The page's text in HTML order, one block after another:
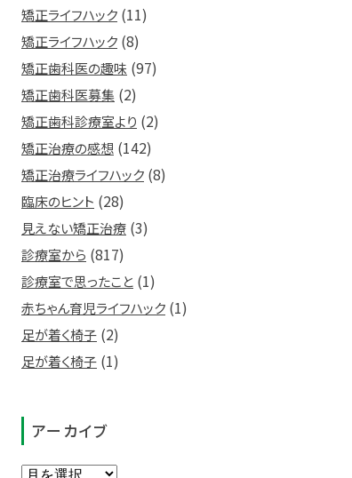
矯正ライフハック (11)
矯正ライフハック (8)
矯正歯科医の趣味 (97)
矯正歯科医募集 (2)
矯正歯科診療室より (2)
矯正治療の感想 (142)
矯正治療ライフハック (8)
臨床のヒント (28)
見えない矯正治療 (3)
診療室から (817)
診療室で思ったこと (1)
赤ちゃん育児ライフハック (1)
足が着く椅子 (2)
足が着く椅子 (1)
アーカイブ